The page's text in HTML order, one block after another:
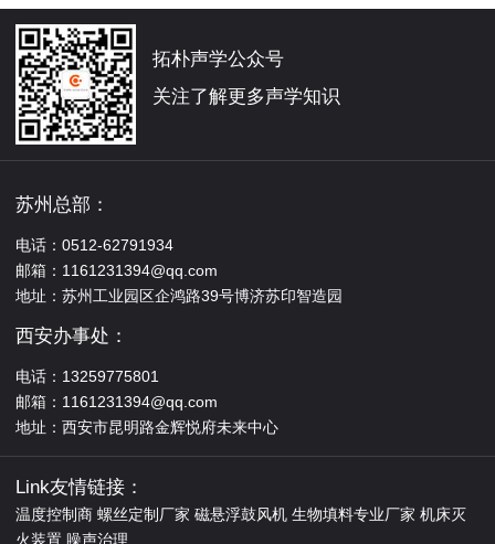
拓朴声学公众号
关注了解更多声学知识
苏州总部：
电话：0512-62791934
邮箱：1161231394@qq.com
地址：苏州工业园区企鸿路39号博济苏印智造园
西安办事处：
电话：13259775801
邮箱：1161231394@qq.com
地址：西安市昆明路金辉悦府未来中心
Link友情链接：
温度控制商 螺丝定制厂家 磁悬浮鼓风机 生物填料专业厂家 机床灭
火装置 噪声治理